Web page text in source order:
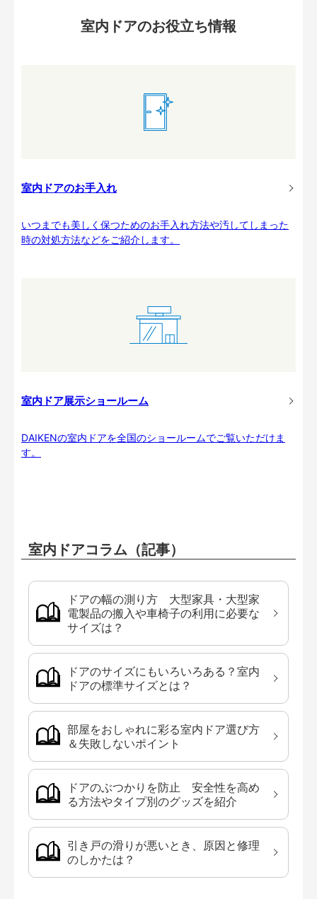
室内ドアのお役立ち情報
室内ドアのお手入れ
いつまでも美しく保つためのお手入れ方法や汚してしまった
時の対処方法などをご紹介します。
室内ドア展示ショールーム
DAIKENの室内ドアを全国のショールームでご覧いただけま
す。
室内ドアコラム（記事）
ドアの幅の測り方 大型家具・大型家
電製品の搬入や車椅子の利用に必要な
サイズは？
ドアのサイズにもいろいろある？室内
ドアの標準サイズとは？
部屋をおしゃれに彩る室内ドア選び方
＆失敗しないポイント
ドアのぶつかりを防止 安全性を高め
る方法やタイプ別のグッズを紹介
引き戸の滑りが悪いとき、原因と修理
のしかたは？